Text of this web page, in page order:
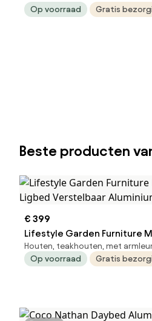
Antraciet
Op voorraad Gratis
Beste producten
€ 399
Lifestyle Garden Furniture
Ligbed Verstelbaar
Grijs
Houten, teakhouten, met
Op voorraad
Gratis